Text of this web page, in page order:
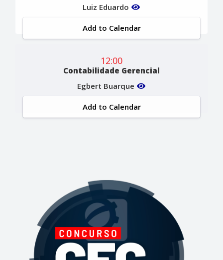
Luiz Eduardo
Add to Calendar
12:00
Contabilidade Gerencial
Egbert Buarque
Add to Calendar